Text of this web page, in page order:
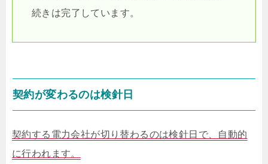
続きは完了しています。
契約が変わるのは検針日
契約する電力会社が切り替わるのは検針日で、自動的
に行われます。